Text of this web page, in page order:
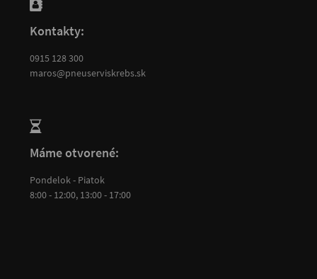
Kontakty:
0915 128 300
maros@pneuserviskrebs.sk
Máme otvorené:
Pondelok - Piatok
8:00 - 12:00, 13:00 - 17:00